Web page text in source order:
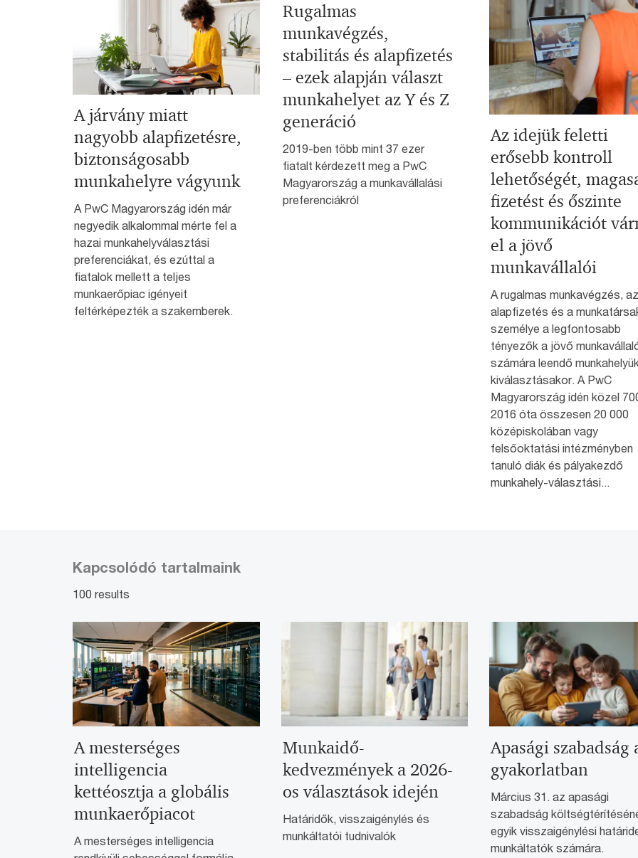
A járvány miatt
nagyobb alapfizetésre,
biztonságosabb
munkahelyre vágyunk
A PwC Magyarország idén már
negyedik alkalommal mérte fel a
hazai munkahelyválasztási
preferenciákat, és ezúttal a
fiatalok mellett a teljes
munkaerőpiac igényeit
feltérképezték a szakemberek.
Rugalmas
munkavégzés,
stabilitás és alapfizetés
– ezek alapján választ
munkahelyet az Y és Z
generáció
2019-ben több mint 37 ezer
fiatalt kérdezett meg a PwC
Magyarország a munkavállalási
preferenciákról
Az idejük feletti
erősebb kontroll
lehetőségét,
fizetést és őszinte
kommunikációt
el a jövő
munkavállalói
A rugalmas munkavégzés, az
alapfizetés és a
személye a legfontosabb
tényezők a jövő
számára leendő
kiválasztásakor. A PwC
Magyarország idén közel
2016 óta összesen 20 000
középiskolában vagy
felsőoktatási intézményben
tanuló diák és pályakezdő
munkahely-választási...
Kapcsolódó tartalmaink
100 results
A mesterséges
intelligencia
kettéosztja a globális
munkaerőpiacot
A mesterséges intelligencia
Munkaidő-
kedvezmények a 2026-
os választások idején
Határidők, visszaigénylés és
munkáltatói tudnivalók
Apasági szabadság
gyakorlatban
Március 31. az apasági
szabadság
egyik visszaigénylési
munkáltatók számára.